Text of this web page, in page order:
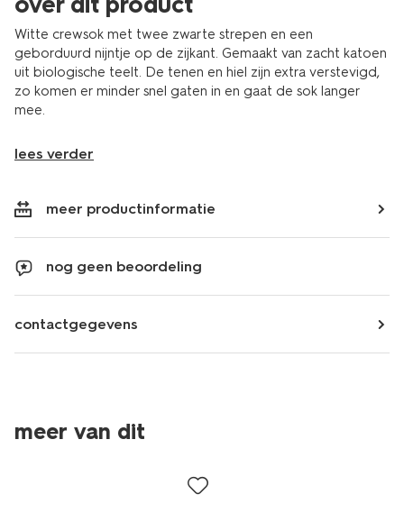
Witte crewsok met twee zwarte strepen en een
geborduurd nijntje op de zijkant. Gemaakt van zacht katoen
uit biologische teelt. De tenen en hiel zijn extra verstevigd,
zo komen er minder snel gaten in en gaat de sok langer
mee.
lees verder
meer productinformatie
nog geen beoordeling
contactgegevens
meer van dit
2+1 gratis